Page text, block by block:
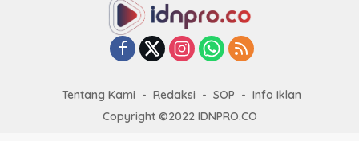
Tentang Kami Redaksi SOP
Info Iklan
Copyright ©2022 IDNPRO.CO